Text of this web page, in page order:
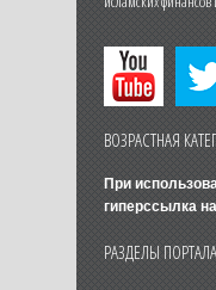
ВОЗРАСТНАЯ
При
гиперссылка на
РАЗДЕЛЫ ПОРТАЛА